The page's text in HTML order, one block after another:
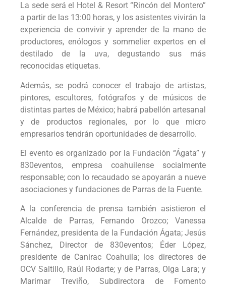
La sede será el Hotel & Resort “Rincón del Montero”
a partir de las 13:00 horas, y los asistentes vivirán la
experiencia de convivir y aprender de la mano de
productores, enólogos y sommelier expertos en el
destilado de la uva, degustando sus más
reconocidas etiquetas.
Además, se podrá conocer el trabajo de artistas,
pintores, escultores, fotógrafos y de músicos de
distintas partes de México; habrá pabellón artesanal
y de productos regionales, por lo que micro
empresarios tendrán oportunidades de desarrollo.
El evento es organizado por la Fundación “Ágata” y
830eventos, empresa coahuilense socialmente
responsable; con lo recaudado se apoyarán a nueve
asociaciones y fundaciones de Parras de la Fuente.
A la conferencia de prensa también asistieron el
Alcalde de Parras, Fernando Orozco; Vanessa
Fernández, presidenta de la Fundación Ágata; Jesús
Sánchez, Director de 830eventos; Éder López,
presidente de Canirac Coahuila; los directores de
OCV Saltillo, Raúl Rodarte; y de Parras, Olga Lara; y
Marimar Treviño, Subdirectora de Fomento